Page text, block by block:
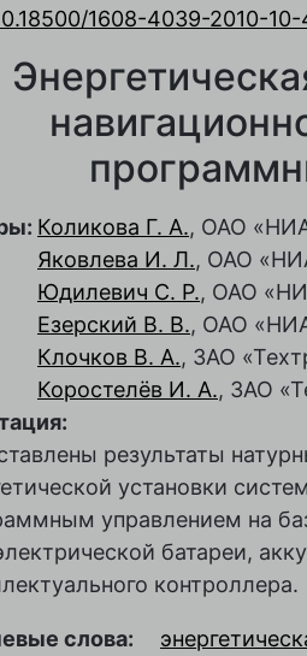
1608-4039-2010-
Коликова Г. А., ОАО
Яковлева И. Л., ОАО
Юдилевич С. Р., ОАО
Езерский В. В., ОАО
Клочков В. А., ЗАО
Коростелёв И. А., ЗАО
результаты
установки
управлением на
батареи,
контроллера.
слова: